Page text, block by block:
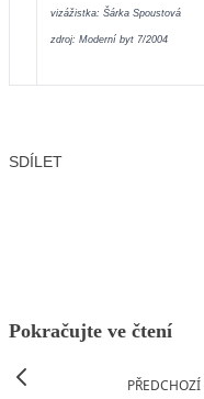
vizážistka: Šárka Spoustová
zdroj: Moderní byt 7/2004
SDÍLET
Pokračujte ve čtení